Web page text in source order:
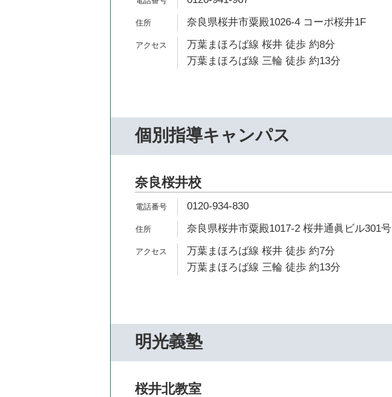
奈良県桜井市粟殿1026-4 コーポ桜井1F
万葉まほろば線 桜井 徒歩 約8分
万葉まほろば線 三輪 徒歩 約13分
個別指導キャンパス
奈良桜井校
0120-934-830
奈良県桜井市粟殿1017-2 桜井通眞ビル301号
万葉まほろば線 桜井 徒歩 約7分
万葉まほろば線 三輪 徒歩 約13分
明光義塾
桜井北教室